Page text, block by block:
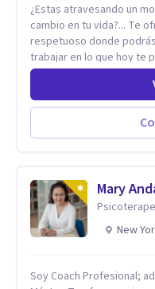
¿Estas atravesando un
cambio en tu vida?... Te
respetuoso donde
trabajar en lo que hoy te preocupa. Me
Trastornos de Ansiedad
profesional he
distintas problemáticas
Autoestima, Gestión de
Codependencia, Celos,
Adolescentes y Adultos
Mary
New
Soy Coach Profesional;